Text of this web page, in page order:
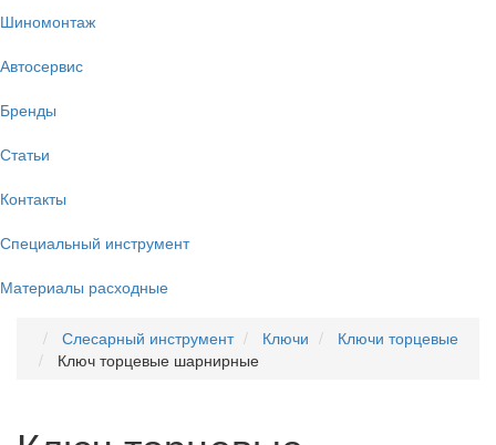
Шиномонтаж
Автосервис
Бренды
Статьи
Контакты
Специальный инструмент
Материалы расходные
Слесарный инструмент Ключи
Ключи торцевые
Ключ торцевые шарнирные